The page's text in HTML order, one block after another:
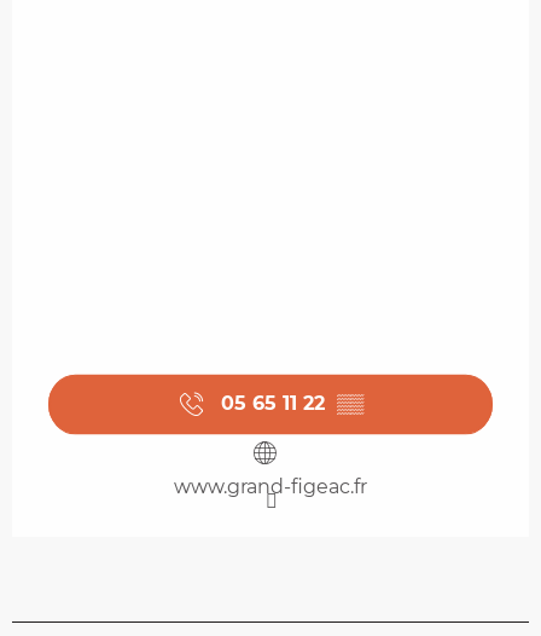
05 65 11 22 ▒▒
www.grand-figeac.fr